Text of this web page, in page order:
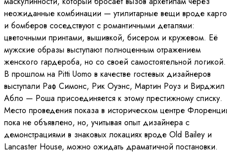
неожиданные комбинации — утилитарные вещи вроде карго
и бомберов соседствуют с романтичными деталями:
цветочными принтами, вышивкой, бисером и кружевом. Её
мужские образы выступают полноценным отражением
женского гардероба, но со своей самостоятельной логикой.
В прошлом на Pitti Uomo в качестве гостевых дизайнеров
выступали Раф Симонс, Рик Оуэнс, Мартин Роуз и Вирджил
Абло — Роша присоединяется к этому престижному списку.
Место проведения показа в историческом центре
пока не объявлено, но, учитывая опыт дизайнера с
демонстрациями в знаковых локациях вроде Old Bailey и
Lancaster House, можно ожидать драматичной постановки.